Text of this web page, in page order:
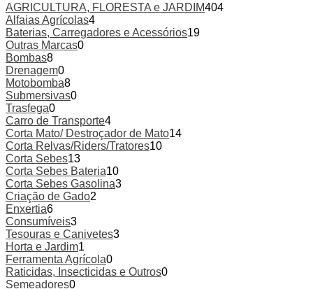
AGRICULTURA, FLORESTA e JARDIM404
Alfaias Agrícolas4
Baterias, Carregadores e Acessórios19
Outras Marcas0
Bombas8
Drenagem0
Motobomba8
Submersivas0
Trasfega0
Carro de Transporte4
Corta Mato/ Destroçador de Mato14
Corta Relvas/Riders/Tratores10
Corta Sebes13
Corta Sebes Bateria10
Corta Sebes Gasolina3
Criação de Gado2
Enxertia6
Consumíveis3
Tesouras e Canivetes3
Horta e Jardim1
Ferramenta Agrícola0
Raticidas, Insecticidas e Outros0
Semeadores0